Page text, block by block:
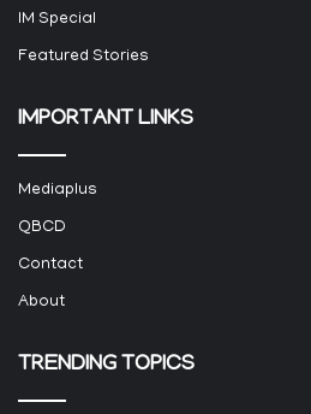
IM Special
Featured Stories
IMPORTANT LINKS
Mediaplus
QBCD
Contact
About
TRENDING TOPICS